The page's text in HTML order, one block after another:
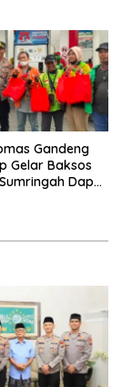
Gandeng
Gelar Baksos
Dapat